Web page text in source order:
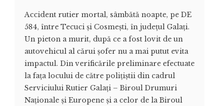
Accident rutier mortal, sâmbătă noapte, pe DE
584, între Tecuci și Cosmești, în județul Galați.
Un pieton a murit, după ce a fost lovit de un
autovehicul al cărui șofer nu a mai putut evita
impactul. Din verificările preliminare efectuate
la fața locului de către polițiștii din cadrul
Serviciului Rutier Galați – Biroul Drumuri
Naționale și Europene și a celor de la Biroul